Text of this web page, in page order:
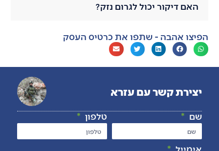
האם דיקור יכול לגרום נזק?
הפיצו אהבה - שתפו את כרטיס העסק
יצירת קשר עם עזרא
שם טלפון